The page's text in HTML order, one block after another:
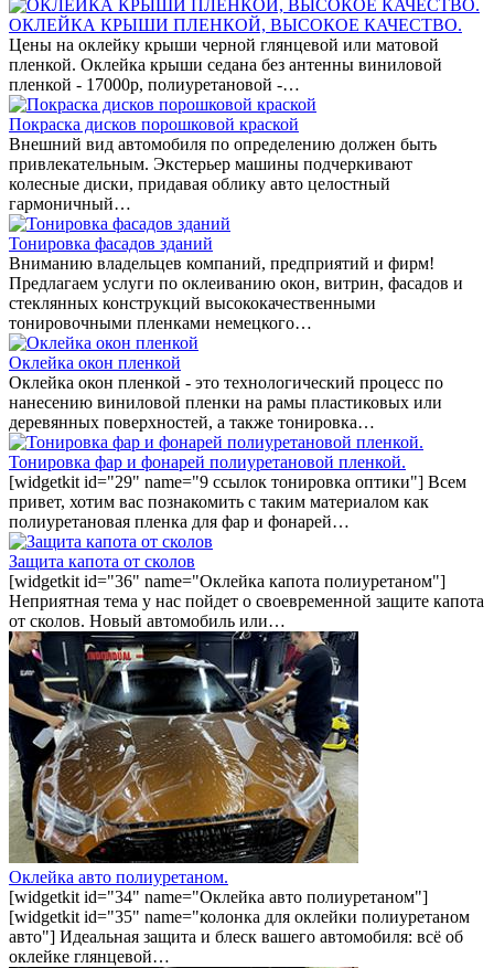
ОКЛЕЙКА КРЫШИ ПЛЕНКОЙ, ВЫСОКОЕ КАЧЕСТВО.
Цены на оклейку крыши черной глянцевой или матовой
пленкой. Оклейка крыши седана без антенны виниловой
пленкой - 17000р, полиуретановой -…
Покраска дисков порошковой краской
Внешний вид автомобиля по определению должен быть
привлекательным. Экстерьер машины подчеркивают
колесные диски, придавая облику авто целостный
гармоничный…
Тонировка фасадов зданий
Вниманию владельцев компаний, предприятий и фирм!
Предлагаем услуги по оклеиванию окон, витрин, фасадов и
стеклянных конструкций высококачественными
тонировочными пленками немецкого…
Оклейка окон пленкой
Оклейка окон пленкой - это технологический процесс по
нанесению виниловой пленки на рамы пластиковых или
деревянных поверхностей, а также тонировка…
Тонировка фар и фонарей полиуретановой пленкой.
[widgetkit id="29" name="9 ссылок тонировка оптики"] Всем
привет, хотим вас познакомить с таким материалом как
полиуретановая пленка для фар и фонарей…
Защита капота от сколов
[widgetkit id="36" name="Оклейка капота полиуретаном"]
Неприятная тема у нас пойдет о своевременной защите капота
от сколов. Новый автомобиль или…
Оклейка авто полиуретаном.
[widgetkit id="34" name="Оклейка авто полиуретаном"]
[widgetkit id="35" name="колонка для оклейки полиуретаном
авто"] Идеальная защита и блеск вашего автомобиля: всё об
оклейке глянцевой…